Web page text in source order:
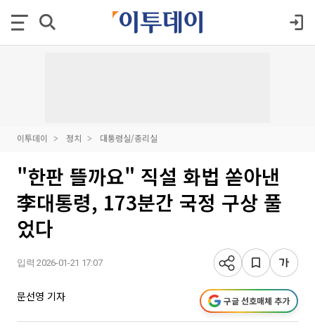
이투데이 정치 대통령실/총리실
"한판 뜰까요" 직설 화법 쏟아낸
李대통령, 173분간 국정 구상 풀
었다
입력 2026-01-21 17:07
문선영 기자 구글 선호매체 추가